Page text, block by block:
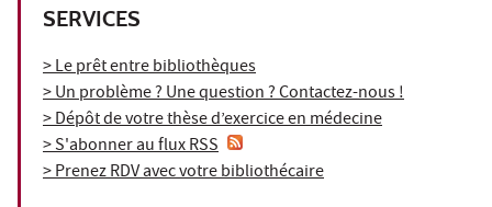
SERVICES
> Le prêt entre bibliothèques
> Un problème ? Une question ? Contactez-nous !
> Dépôt de votre thèse d’exercice en médecine
> S'abonner au flux RSS
> Prenez RDV avec votre bibliothécaire